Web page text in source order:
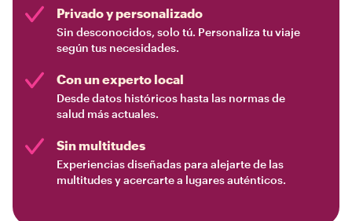
Privado y personalizado
Sin desconocidos, solo tú. Personaliza tu viaje
según tus necesidades.
Con un experto local
Desde datos históricos hasta las normas de
salud más actuales.
Sin multitudes
Experiencias diseñadas para alejarte de las
multitudes y acercarte a lugares auténticos.